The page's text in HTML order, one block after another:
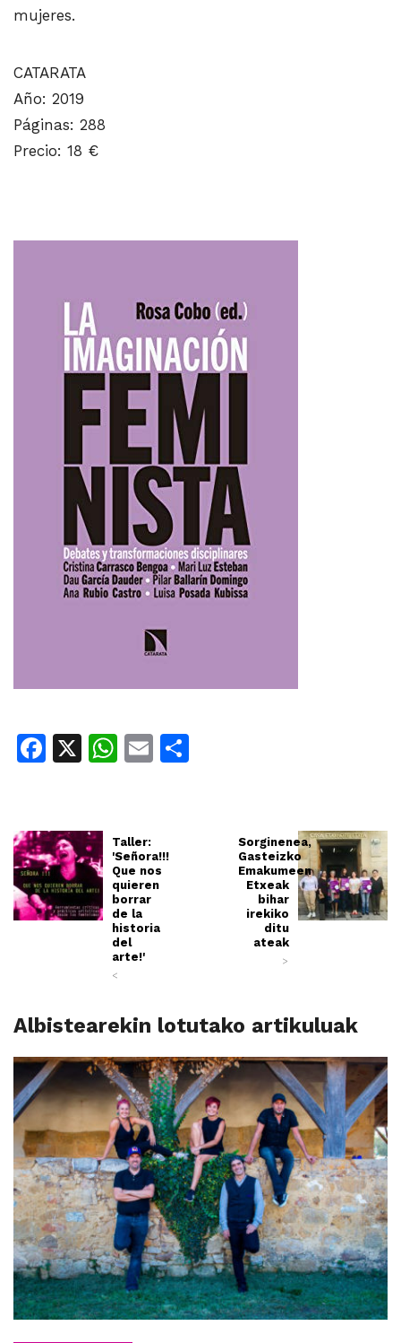
mujeres.
CATARATA
Año: 2019
Páginas: 288
Precio: 18 €
Facebook
X WhatsApp
Email
Taller:
'Señora!!!
Que nos
quieren
borrar
de la
historia
del
arte!'
<
Sorginenea,
Gasteizko
Emakumeen
Etxeak
bihar
irekiko
ditu
ateak
>
Albistearekin lotutako artikuluak